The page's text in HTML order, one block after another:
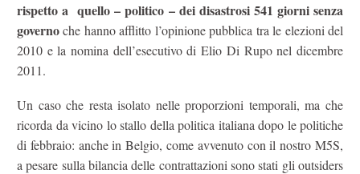
rispetto a quello – politico – dei disastrosi 541 giorni senza
governoche hanno afflitto l’opinione pubblica tra le elezioni del
2010 e la nomina dell’esecutivo di Elio Di Rupo nel dicembre
2011.
Un caso che resta isolato nelle proporzioni temporali, ma che
ricorda da vicino lo stallo della politica italiana dopo le politiche
di febbraio: anche in Belgio, come avvenuto con il nostro M5S,
a pesare sulla bilancia delle contrattazioni sono stati gli outsiders